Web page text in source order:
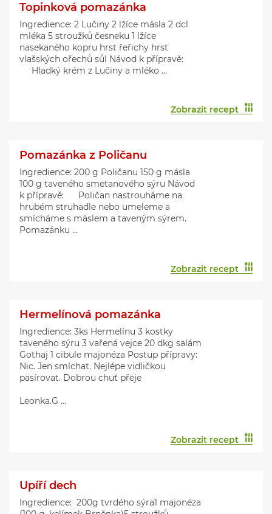
Topinková pomazánka
Ingredience: 2 Lučiny 2 lžíce másla 2 dcl
mléka 5 stroužků česneku 1 lžíce
nasekaného kopru hrst řeřichy hrst
vlašských ořechů sůl Návod k přípravě:
Hladký krém z Lučiny a mléko ...
Zobrazit recept
Pomazánka z Poličanu
Ingredience: 200 g Poličanu 150 g másla
100 g taveného smetanového sýru Návod
k přípravě: Poličan nastrouháme na
hrubém struhadle nebo umeleme a
smícháme s máslem a taveným sýrem.
Pomazánku ...
Zobrazit recept
Hermelínová pomazánka
Ingredience: 3ks Hermelínu 3 kostky
taveného sýru 3 vařená vejce 20 dkg salám
Gothaj 1 cibule majonéza Postup přípravy:
Nic. Jen smíchat. Nejlépe vidličkou
pasírovat. Dobrou chuť přeje
Leonka.G ...
Zobrazit recept
Upíří dech
Ingredience: 200g tvrdého sýra1 majonéza